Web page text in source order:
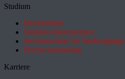
Studium
HeyStudium
Studium-Interessentest
Suchmaschine für Studiengänge
Hochschulranking
Karriere